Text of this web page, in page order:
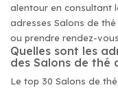
alentour en consultant
adresses Salons de
ou prendre rendez-
Quelles sont les
des Salons de thé
Le top 30 Salons de